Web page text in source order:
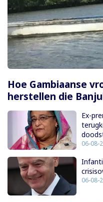
Hoe Gambiaanse
herstellen die
Ex-
06-08-
06-08-